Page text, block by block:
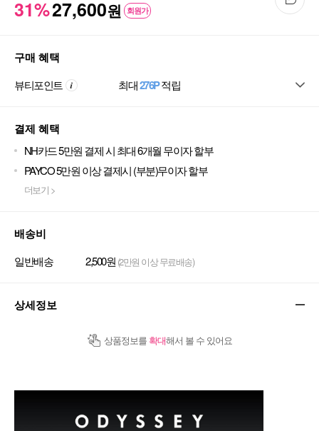
31%27,600원 회원가
구매 혜택
뷰티포인트 최대276P적립
결제 혜택
NH카드 5만원 결제 시 최대 6개월 무이자 할부
PAYCO 5만원 이상 결제시 (부분)무이자 할부
더보기 >
배송비
일반배송 2,500원 (2만원 이상 무료배송)
상세정보
상품정보를 확대해서 볼 수 있어요